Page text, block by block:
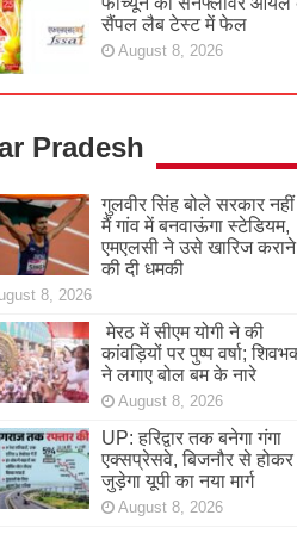
सैंपल लैब टेस्ट में फेल
August 8, 2026
Pradesh
गुलवीर सिंह बोले सरकार नहीं
मैं गांव में बनवाऊंगा स्टेडियम,
एमएलसी ने उसे खारिज कराने
की दी धमकी
8, 2026
मेरठ में सीएम योगी ने की
कांवड़ियों पर पुष्प वर्षा;
ने लगाए बोल बम के नारे
August 8, 2026
UP: हरिद्वार तक बनेगा गंगा
एक्सप्रेसवे, बिजनौर से होकर
जुड़ेगा यूपी का नया मार्ग
August 8, 2026